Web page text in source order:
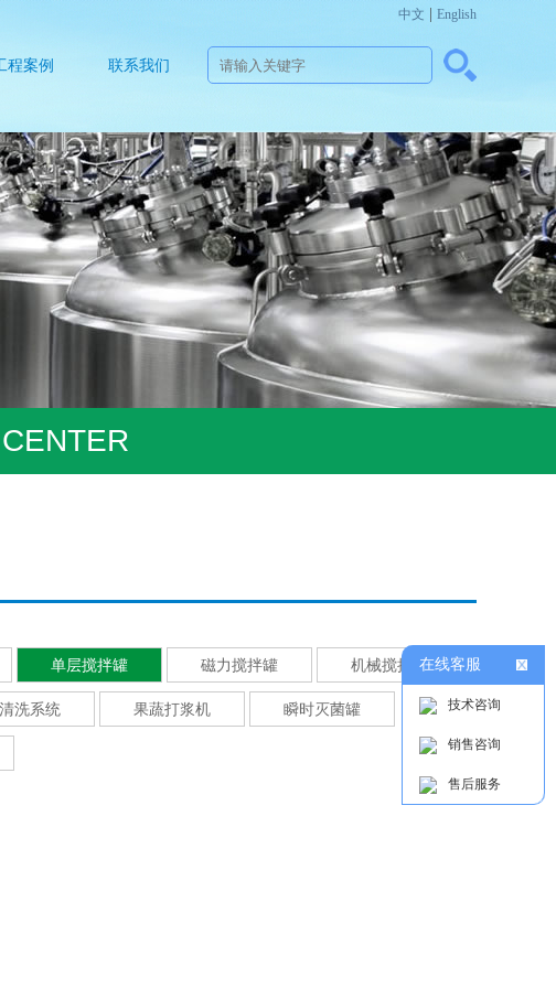
中文 English
程案例 联系我们
单层搅拌罐 磁力搅拌罐 机械搅拌罐
洗系统 果蔬打浆机 瞬时灭菌罐
在线客服
技术咨询
销售咨询
售后服务